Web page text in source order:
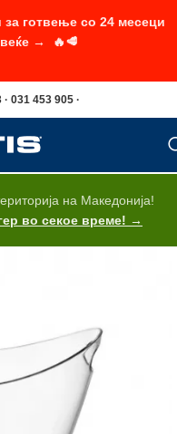
031 453 905 ·
на Македонија!
во секое време! →
готвење со 24 месеци
→ 🔥🥩